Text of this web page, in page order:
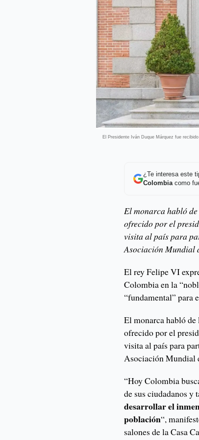
El Presidente Iván Duque Márquez fue
¿Te interesa este
Colombiacomo
El monarca habló
ofrecido por el
visita al país para
Asociación Mundial
El rey Felipe VI
Colombia en la
“fundamental” para
El monarca habló
ofrecido por el
visita al país para
Asociación Mundial
“Hoy Colombia
de sus ciudadanos y
desarrollar el
población“,
salones de la Casa